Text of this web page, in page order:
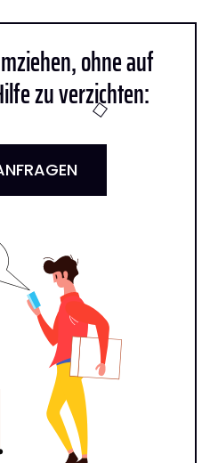
ohne auf
zu verzichten: